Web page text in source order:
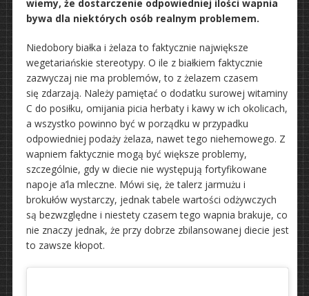
wiemy, że dostarczenie odpowiedniej ilości wapnia
bywa dla niektórych osób realnym problemem.
Niedobory białka i żelaza to faktycznie największe
wegetariańskie stereotypy. O ile z białkiem faktycznie
zazwyczaj nie ma problemów, to z żelazem czasem
się zdarzają. Należy pamiętać o dodatku surowej witaminy
C do posiłku, omijania picia herbaty i kawy w ich okolicach,
a wszystko powinno być w porządku w przypadku
odpowiedniej podaży żelaza, nawet tego niehemowego. Z
wapniem faktycznie mogą być większe problemy,
szczególnie, gdy w diecie nie występują fortyfikowane
napoje a’la mleczne. Mówi się, że talerz jarmużu i
brokułów wystarczy, jednak tabele wartości odżywczych
są bezwzględne i niestety czasem tego wapnia brakuje, co
nie znaczy jednak, że przy dobrze zbilansowanej diecie jest
to zawsze kłopot.